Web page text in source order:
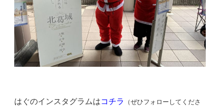
はぐのインスタグラムはコチラ （ぜひフォローしてくださ